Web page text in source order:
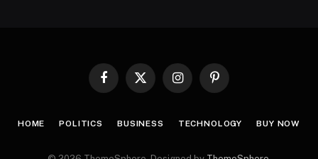
Facebook
X
InstagramPinterest
HOME POLITICS BUSINESS TECHNOLOGY BUY NOW